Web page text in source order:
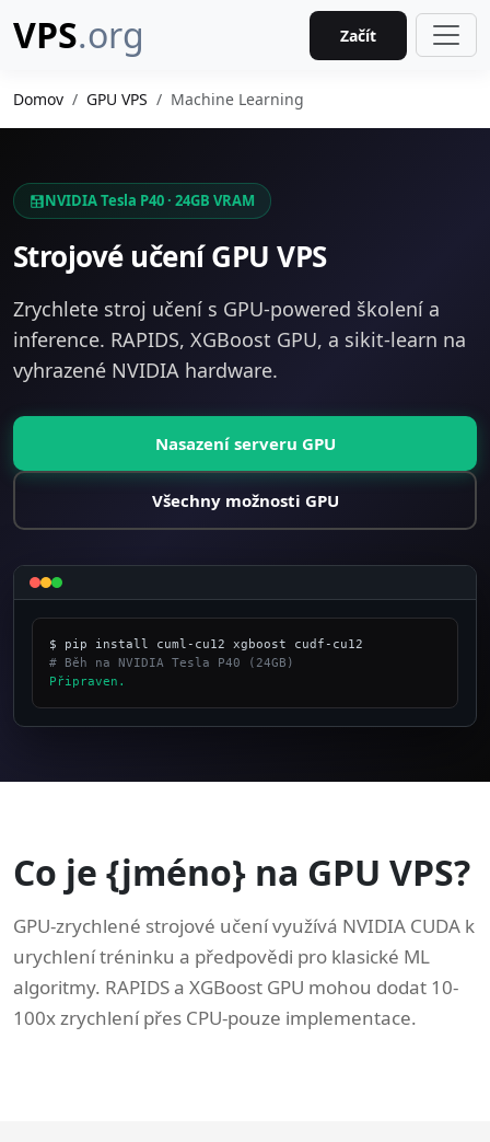
VPS.org Začít
Domov GPU VPS Machine Learning
NVIDIA Tesla P40 · 24GB VRAM
Strojové učení GPU VPS
Zrychlete stroj učení s GPU-powered školení a
inference. RAPIDS, XGBoost GPU, a sikit-learn na
vyhrazené NVIDIA hardware.
Nasazení serveru GPU
Všechny možnosti GPU
# Běh na NVIDIA Tesla P40 (24GB)
Připraven.
Co je {jméno} na GPU VPS?
GPU-zrychlené strojové učení využívá NVIDIA CUDA k
urychlení tréninku a předpovědi pro klasické ML
algoritmy. RAPIDS a XGBoost GPU mohou dodat 10-
100x zrychlení přes CPU-pouze implementace.